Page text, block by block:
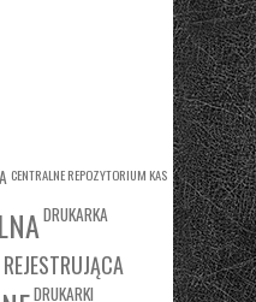
CENTRALNE REPOZYTORIUM KAS
DRUKARKA
DRUKARKI